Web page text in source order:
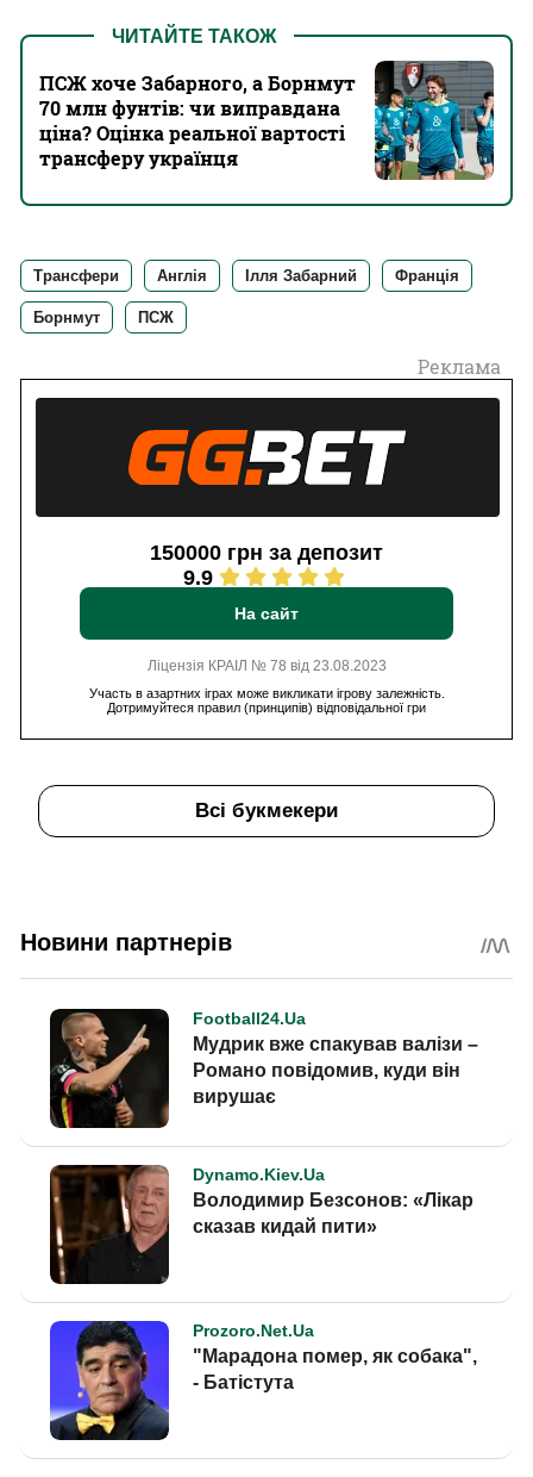
ЧИТАЙТЕ ТАКОЖ
ПСЖ хоче Забарного, а Борнмут
70 млн фунтів: чи виправдана
ціна? Оцінка реальної вартості
трансферу українця
Трансфери Англія Ілля Забарний Франція
Борнмут ПСЖ
Реклама
150000 грн за депозит
9.9
На сайт
Ліцензія КРАІЛ № 78 від 23.08.2023
Участь в азартних іграх може викликати ігрову залежність.
Дотримуйтеся правил (принципів) відповідальної гри
Всі букмекери